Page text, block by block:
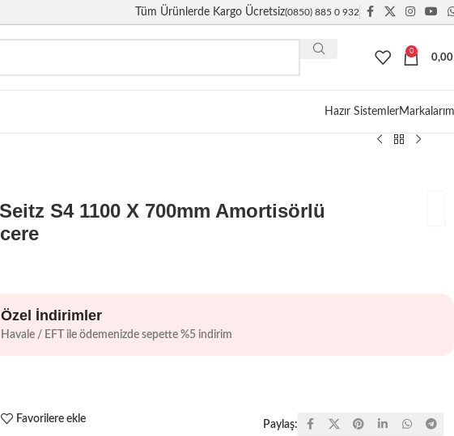
Tüm Ürünlerde Kargo Ücretsiz(0850) 885 0 932
0
Hazır Sistemler
S4 1100 X 700mm Amortisörlü
Özel İndirimler
Havale / EFT ile ödemenizde sepette %5 indirim
Favorilere ekle
Paylaş: